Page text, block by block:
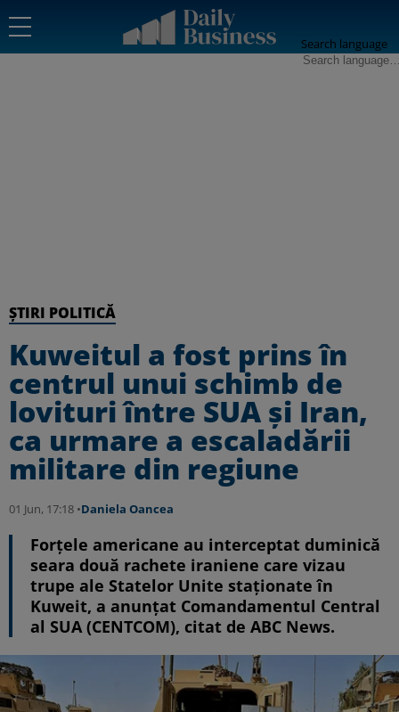
Search language
ȘTIRI POLITICĂ
Kuweitul a fost prins în
centrul unui schimb de
lovituri între SUA și Iran,
ca urmare a escaladării
militare din regiune
01 Jun, 17:18 •Daniela Oancea
Forțele americane au interceptat duminică
seara două rachete iraniene care vizau
trupe ale Statelor Unite staționate în
Kuweit, a anunțat Comandamentul Central
al SUA (CENTCOM), citat de ABC News.